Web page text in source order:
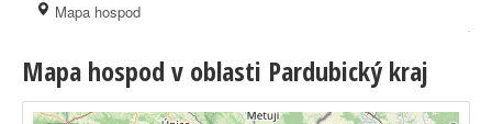
Mapa hospod
Mapa hospod v oblasti Pardubický kraj